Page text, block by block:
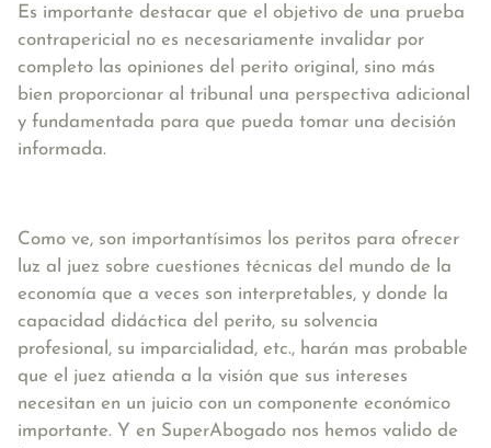
Es importante destacar que el objetivo de una prueba
contrapericial no es necesariamente invalidar por
completo las opiniones del perito original, sino más
bien proporcionar al tribunal una perspectiva adicional
y fundamentada para que pueda tomar una decisión
informada.
Como ve, son importantísimos los peritos para ofrecer
luz al juez sobre cuestiones técnicas del mundo de la
economía que a veces son interpretables, y donde la
capacidad didáctica del perito, su solvencia
profesional, su imparcialidad, etc., harán mas probable
que el juez atienda a la visión que sus intereses
necesitan en un juicio con un componente económico
importante. Y en SuperAbogado nos hemos valido de